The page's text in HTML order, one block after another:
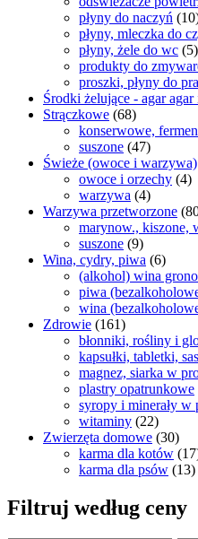
płyny do naczyń
płyny, mleczka do
płyny, żele do wc (5)
produkty do
proszki, płyny do
Środki żelujące - agar agar
Strączkowe (68)
konserwowe,
suszone (47)
Świeże (owoce i warzywa)
owoce i orzechy (4)
warzywa (4)
Warzywa przetworzone
marynow., kiszone,
suszone (9)
Wina, cydry, piwa (6)
(alkohol) wina
piwa
wina
Zdrowie (161)
błonniki, rośliny i
kapsułki, tabletki,
magnez, siarka w
plastry opatrunkowe
syropy i minerały w
witaminy (22)
Zwierzęta domowe (30)
karma dla kotów
karma dla psów (13)
Filtruj według ceny